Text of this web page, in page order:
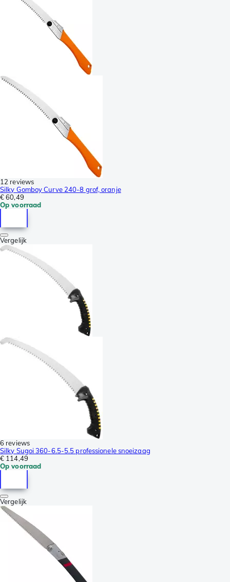
12 reviews
Silky Gomboy Curve 240-8 grof, oranje
€ 60,49
Op voorraad
Vergelijk
6 reviews
Silky Sugoi 360-6.5-5.5 professionele snoeizaag
€ 114,49
Op voorraad
Vergelijk